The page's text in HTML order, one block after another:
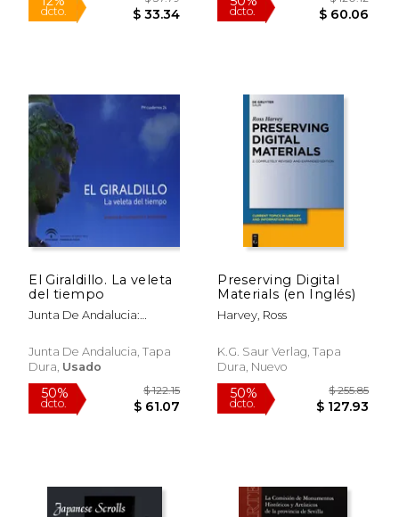
6%
dcto.
$ 30.95 6%
dcto.
El Giraldillo. La veleta
del tiempo
Junta De Andalucia:
Junta De Andalucia, Tapa
Dura, Usado
Preserving Digital
Materials (en Inglés)
Harvey, Ross
K.G. Saur Verlag, Tapa
Dura, Nuevo